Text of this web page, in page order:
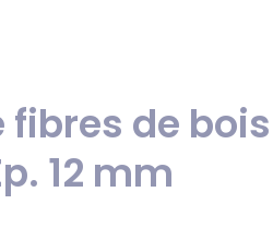
fibres de bois
12 mm